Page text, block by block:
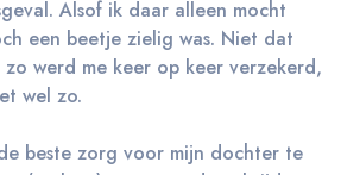
Alsof ik daar alleen mocht
een beetje zielig was. Niet dat
werd me keer op keer verzekerd,
wel zo.
beste zorg voor mijn dochter te